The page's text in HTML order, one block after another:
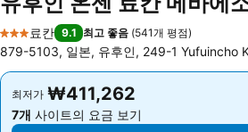
3 성급
료칸 9.1 최고 좋음 (541개 평점)
879-5103, 일본, 유후인, 249-1 Yufuincho
최저가 ₩411,262
7개 사이트의 요금 보기
최저가 ₩411,262
7개 사이트의 요금 보기